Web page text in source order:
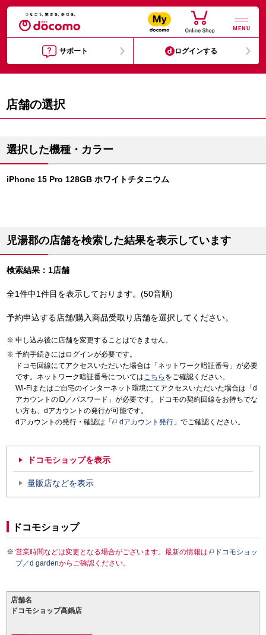
MENU
サポート ログインする
店舗の選択
選択した機種・カラー
iPhone 15 Pro 128GB ホワイトチタニウム
児湯郡の店舗を検索した結果を表示しています
検索結果：1店舗
全1件中1件目を表示しております。(50音順)
予約申込する店舗/購入商品受取り店舗を選択してください。
申し込み後に店舗を変更することはできません。
予約手続きにはログインが必要です。
ドコモ回線にてアクセスいただいた場合は「ネットワーク暗証番号」が必要
です。ネットワーク暗証番号についてはこちら をご確認ください。
Wi-Fiまたはご自宅のインターネット環境にてアクセスいただいた場合は「d
アカウントのID／パスワード」が必要です。ドコモの契約回線をお持ちでな
い方も、dアカウントの発行が可能です。
dアカウントの発行・確認は「
dアカウント発行 」でご確認ください。
ドコモショップを表示
量販店などを表示
ドコモショップ
営業時間などは変更となる場合がございます。最新の情報は
ドコモショッ
プ／d gardenからご確認ください。
店舗名
ドコモショップ高鍋店